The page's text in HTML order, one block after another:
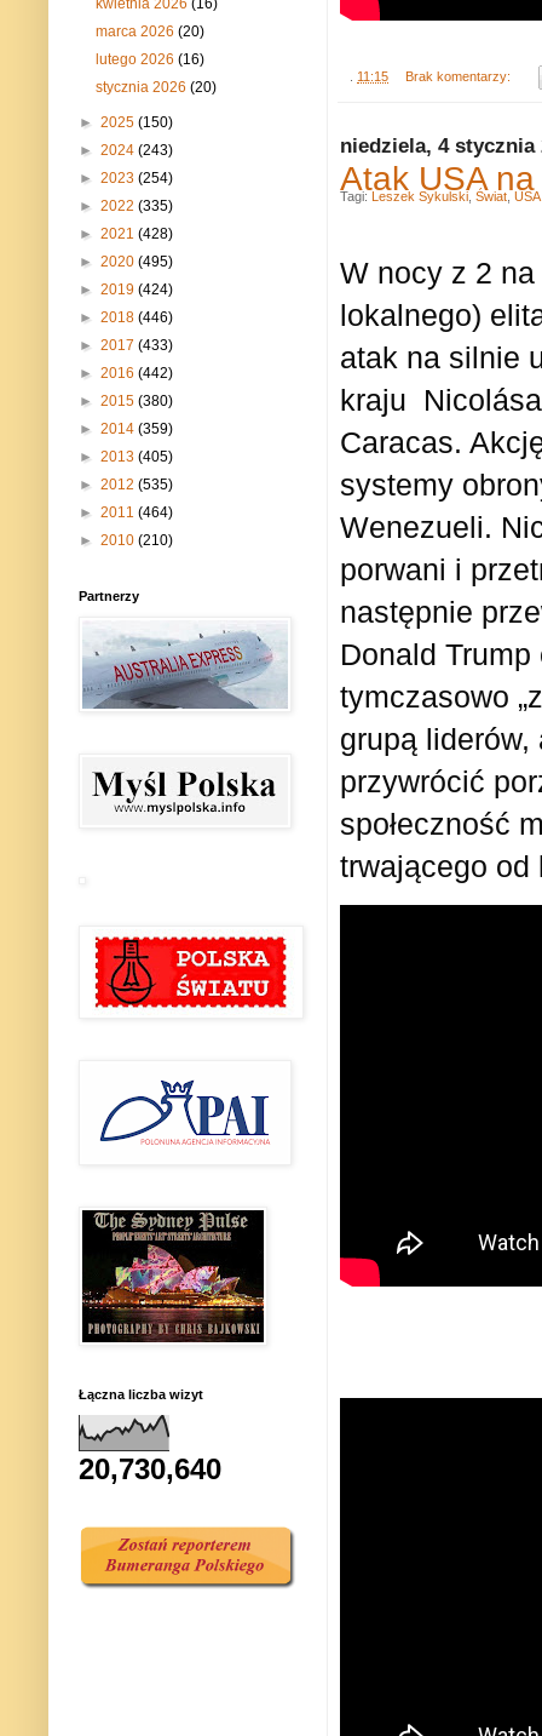
11:15 Brak komentarzy:
niedziela, 4 stycznia
Atak USA
W nocy z 2
lokalnego)
atak na silnie
kraju
Caracas.
systemy
Wenezueli.
porwani i
następnie
Donald
tymczasowo
grupą
przywrócić
społeczność
trwającego od
Tagi: Leszek Sykulski Świat USA
kwietnia 2026(16)
marca 2026(20)
lutego 2026(16)
stycznia 2026(20)
► 2025 (150)
► 2024 (243)
► 2023 (254)
► 2022 (335)
► 2021 (428)
► 2020 (495)
► 2019 (424)
► 2018 (446)
► 2017 (433)
► 2016 (442)
► 2015 (380)
► 2014 (359)
► 2013 (405)
► 2012 (535)
► 2011 (464)
► 2010 (210)
Partnerzy
Łączna liczba wizyt
20,730,640